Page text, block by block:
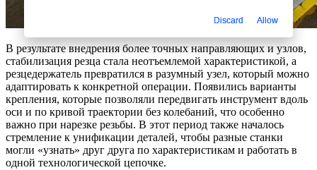
В результате внедрения более точных направляющих и узлов,
стабилизация резца стала неотъемлемой характеристикой, а
резцедержатель превратился в разумный узел, который можно
адаптировать к конкретной операции. Появились варианты
крепления, которые позволяли передвигать инструмент вдоль
оси и по кривой траектории без колебаний, что особенно
важно при нарезке резьбы. В этот период также началось
стремление к унификации деталей, чтобы разные станки
могли «узнать» друг друга по характеристикам и работать в
одной технологической цепочке.
Discard Allow